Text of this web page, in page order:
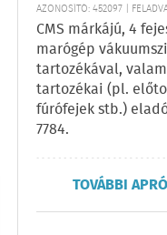
AZONOSÍTÓ: 452097 |
CMS márkájú, 4
marógép
tartozékával,
tartozékai (pl.
fúrófejek stb.)
7784.
TOVÁBBI